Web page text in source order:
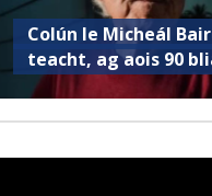
Colún le Micheál
teacht, ag aois 90